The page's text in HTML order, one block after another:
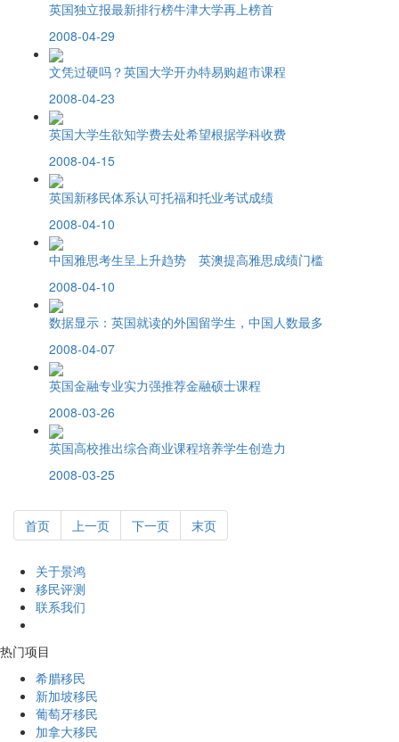
英国独立报最新排行榜牛津大学再上榜首
2008-04-29
文凭过硬吗？英国大学开办特易购超市课程
2008-04-23
英国大学生欲知学费去处希望根据学科收费
2008-04-15
英国新移民体系认可托福和托业考试成绩
2008-04-10
中国雅思考生呈上升趋势 英澳提高雅思成绩门槛
2008-04-10
数据显示：英国就读的外国留学生，中国人数最多
2008-04-07
英国金融专业实力强推荐金融硕士课程
2008-03-26
英国高校推出综合商业课程培养学生创造力
2008-03-25
首页 上一页 下一页 末页
关于景鸿
移民评测
联系我们
热门项目
希腊移民
新加坡移民
葡萄牙移民
加拿大移民